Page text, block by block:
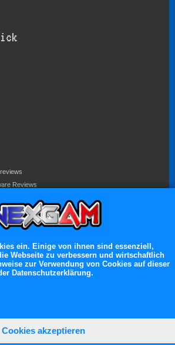
Reviews
Benutzer online
ein. Einige von ihnen sind essenziell,
Webseite zu verbessern und wirtschaftlich
zur Verwendung von Cookies auf dieser
Datenschutzerklärung.
Cookies akzeptieren